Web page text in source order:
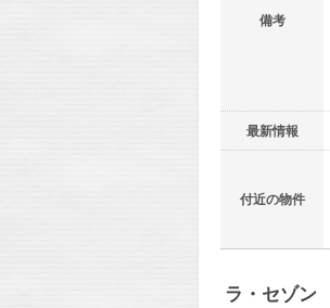
備考
最新情報
付近の物件
ラ・セゾン